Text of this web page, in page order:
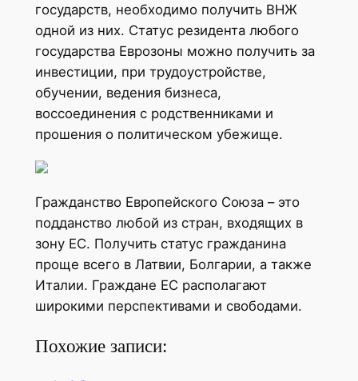
государств, необходимо получить ВНЖ
одной из них. Статус резидента любого
государства Еврозоны можно получить за
инвестиции, при трудоустройстве,
обучении, ведения бизнеса,
воссоединения с родственниками и
прошения о политическом убежище.
Гражданство Европейского Союза – это
подданство любой из стран, входящих в
зону ЕС. Получить статус гражданина
проще всего в Латвии, Болгарии, а также
Италии. Граждане ЕС располагают
широкими перспективами и свободами.
Похожие записи: